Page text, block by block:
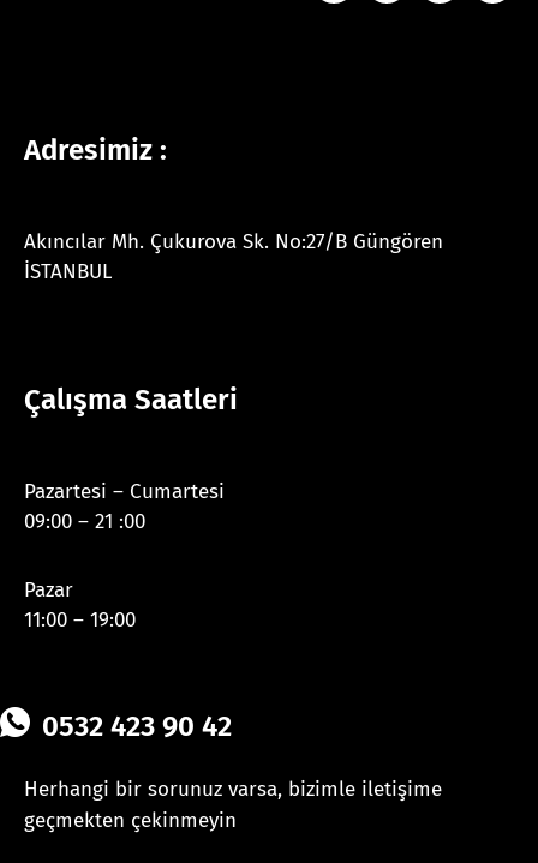
Adresimiz :
Akıncılar Mh. Çukurova Sk. No:27/B Güngören
İSTANBUL
Çalışma Saatleri
Pazartesi – Cumartesi
09:00 – 21 :00
Pazar
11:00 – 19:00
0532 423 90 42
Herhangi bir sorunuz varsa, bizimle iletişime
geçmekten çekinmeyin